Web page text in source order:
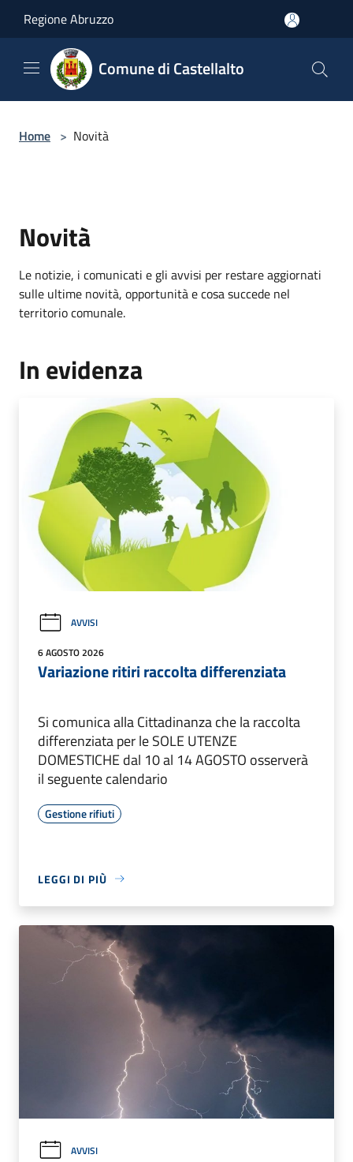
Regione Abruzzo
Comune di Castellalto
Home > Novità
Novità
Le notizie, i comunicati e gli avvisi per restare aggiornati
sulle ultime novità, opportunità e cosa succede nel
territorio comunale.
In evidenza
AVVISI
6 AGOSTO 2026
Variazione ritiri raccolta differenziata
Si comunica alla Cittadinanza che la raccolta
differenziata per le SOLE UTENZE
DOMESTICHE dal 10 al 14 AGOSTO osserverà
il seguente calendario
Gestione rifiuti
LEGGI DI PIÙ
AVVISI